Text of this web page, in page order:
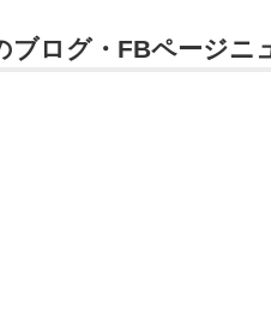
ブログ・FBページニ